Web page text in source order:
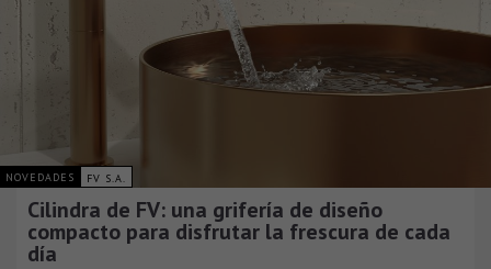
NOVEDADES FV S.A.
Cilindra de FV: una grifería de diseño
compacto para disfrutar la frescura de cada
día